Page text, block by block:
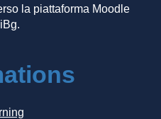
la piattaforma Moodle